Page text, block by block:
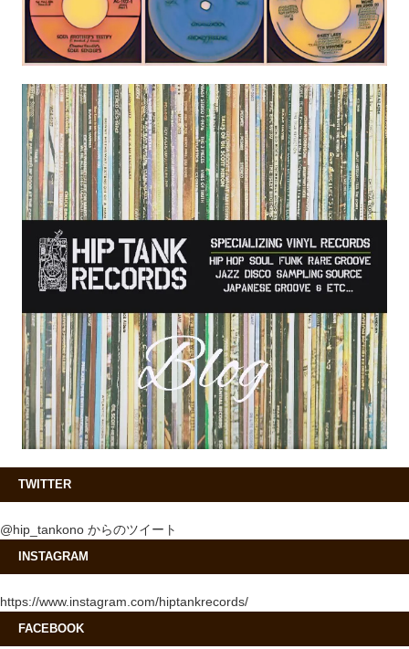
TWITTER
@hip_tankono からのツイート
INSTAGRAM
https://www.instagram.com/hiptankrecords/
FACEBOOK